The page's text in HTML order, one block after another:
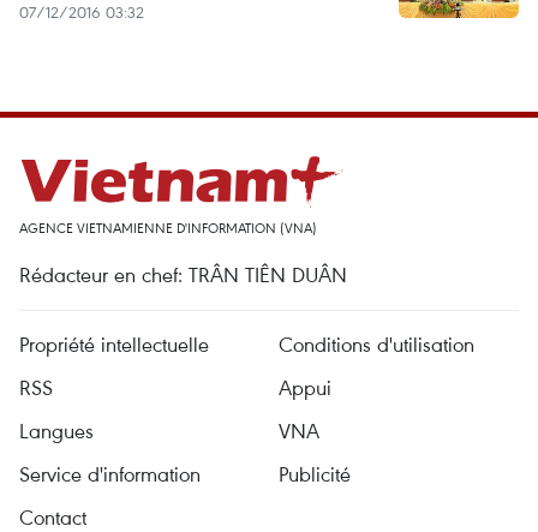
07/12/2016 03:32
AGENCE VIETNAMIENNE D'INFORMATION (VNA)
Rédacteur en chef: TRÂN TIÊN DUÂN
Propriété intellectuelle
Conditions d'utilisation
RSS
Appui
Langues
VNA
Service d'information
Publicité
Contact